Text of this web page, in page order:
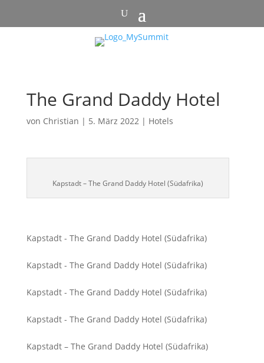
The Grand Daddy Hotel
von Christian | 5. März 2022| Hotels
Kapstadt – The Grand Daddy Hotel (Südafrika)
Kapstadt - The Grand Daddy Hotel (Südafrika)
Kapstadt - The Grand Daddy Hotel (Südafrika)
Kapstadt - The Grand Daddy Hotel (Südafrika)
Kapstadt - The Grand Daddy Hotel (Südafrika)
Kapstadt – The Grand Daddy Hotel (Südafrika)